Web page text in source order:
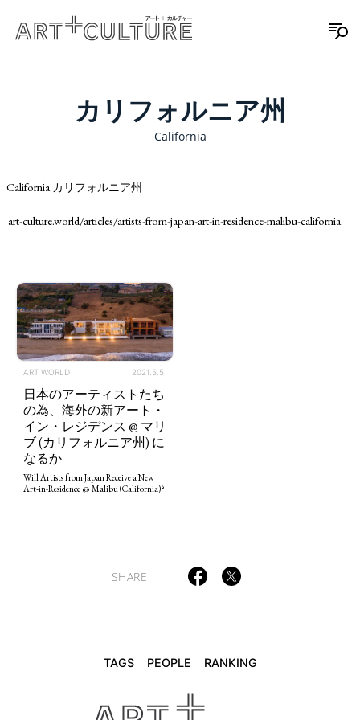
TAGS PEOPLE
REVIEWS ARTICLES
カリフォルニア州
California
California カリフォルニア州
art-culture.world/articles/artists-from-japan-art-in-residence-malibu-california
ART WORLD 2021.5.5
日本のアーティストたち
の為、海外の新アート・
イン・レジデンス @ マリ
ブ (カリフォルニア州) に
なるか
Will Artists from Japan Receive a New
Art-in-Residence @ Malibu (California)?
SHARE
TAGS PEOPLE RANKING